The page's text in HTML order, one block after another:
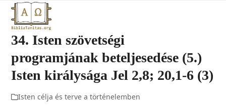
Skip
content
Open
mobile
menu
Close
mobile
menu
34. Isten szövetségi
programjának beteljesedése (5.)
Isten királysága Jel 2,8; 20,1-6 (3)
Isten célja és terve a történelemben